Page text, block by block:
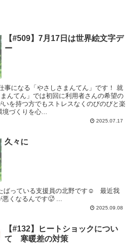
【#509】7月17日は世界絵文字デ
ー
事になる「やさしさまんてん」です！ 就
んてん」では初回に利用者さんの希望の
を持つ方でもストレスなくのびのびと楽
づくりを心...
2025.07.17
久々に
っている支援員の北野です☺️ 最近我
悪くなるんです🥵 ...
2025.09.08
【#132】ヒートショックについ
て 寒暖差の対策